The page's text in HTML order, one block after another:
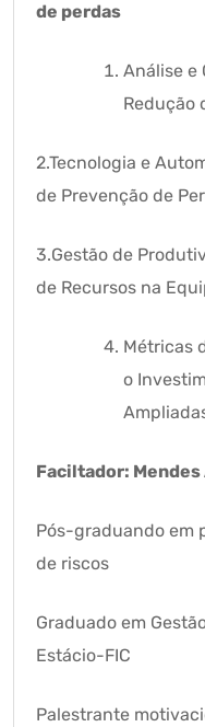
de perdas
Análise e
Redução
2.Tecnologia e
de Prevenção de
3.Gestão de
de Recursos na
Métricas
o
Faciltador: Mendes
Pós-graduando em
de riscos
Graduado em
Estácio-FIC
Palestrante